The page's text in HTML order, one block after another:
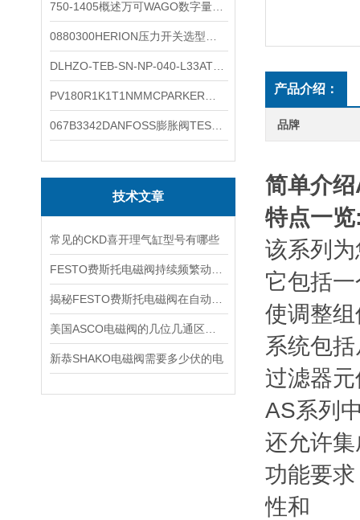
技术文章
常见的CKD喜开理气缸型号有哪些
新恭SHAKO电磁阀需要多少伏的电
产品介绍：
品牌
简单介
特点一
该系列
它包括
使调整
系统包
过滤器
AS系列
还允许
功能要
性和